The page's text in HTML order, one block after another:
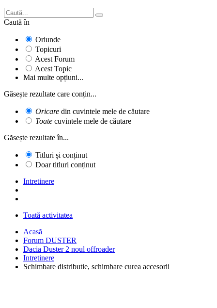
Caută în
Oriunde
Topicuri
Acest Forum
Acest Topic
Mai multe opțiuni...
Găsește rezultate care conțin...
Oricare din cuvintele mele de căutare
Toate cuvintele mele de căutare
Găsește rezultate în...
Titluri și conținut
Doar titluri conținut
Intretinere
Toată activitatea
Acasă
Forum DUSTER
Dacia Duster 2 noul offroader
Intretinere
Schimbare distributie, schimbare curea accesorii